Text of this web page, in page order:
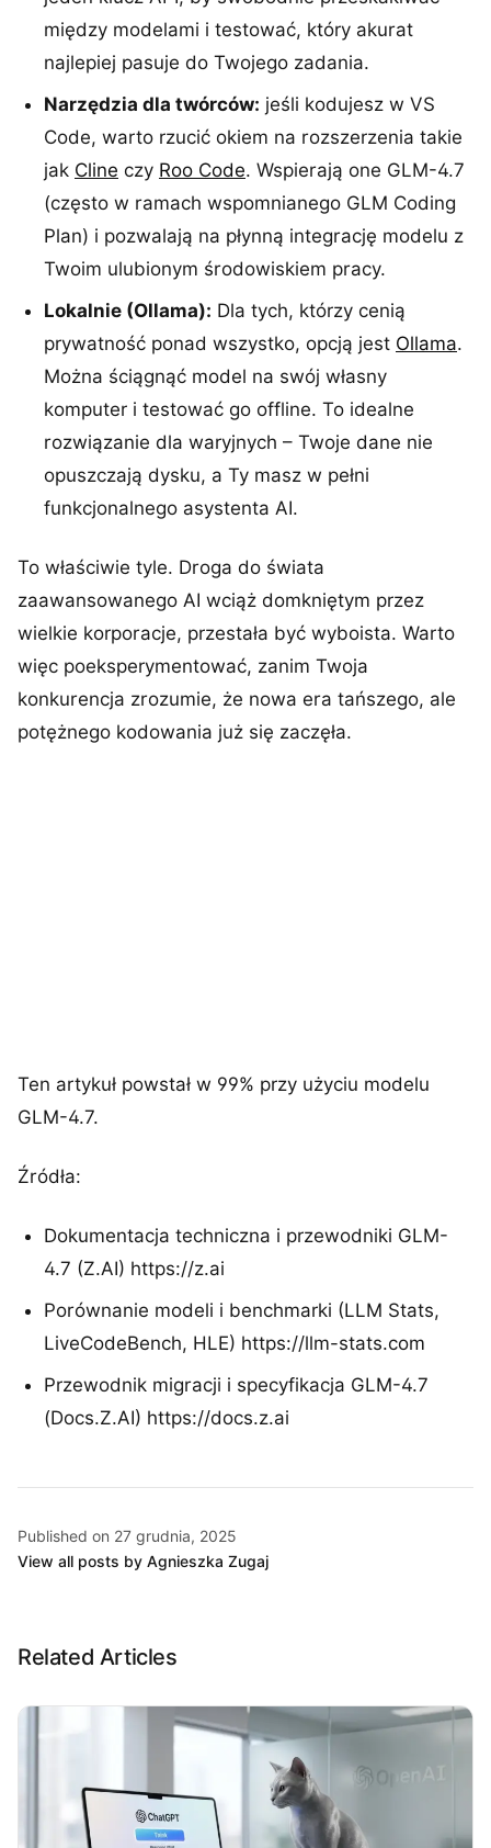
między modelami i testować, który akurat
najlepiej pasuje do Twojego zadania.
Narzędzia dla twórców: jeśli kodujesz w VS
Code, warto rzucić okiem na rozszerzenia takie
jak Cline czy Roo Code. Wspierają one GLM-4.7
(często w ramach wspomnianego GLM Coding
Plan) i pozwalają na płynną integrację modelu z
Twoim ulubionym środowiskiem pracy.
Lokalnie (Ollama): Dla tych, którzy cenią
prywatność ponad wszystko, opcją jest Ollama.
Można ściągnąć model na swój własny
komputer i testować go offline. To idealne
rozwiązanie dla waryjnych – Twoje dane nie
opuszczają dysku, a Ty masz w pełni
funkcjonalnego asystenta AI.
To właściwie tyle. Droga do świata
zaawansowanego AI wciąż domkniętym przez
wielkie korporacje, przestała być wyboista. Warto
więc poeksperymentować, zanim Twoja
konkurencja zrozumie, że nowa era tańszego, ale
potężnego kodowania już się zaczęła.
Ten artykuł powstał w 99% przy użyciu modelu
GLM-4.7.
Źródła:
Dokumentacja techniczna i przewodniki GLM-
4.7 (Z.AI) https://z.ai
Porównanie modeli i benchmarki (LLM Stats,
LiveCodeBench, HLE) https://llm-stats.com
Przewodnik migracji i specyfikacja GLM-4.7
(Docs.Z.AI) https://docs.z.ai
Published on 27 grudnia, 2025
View all posts by Agnieszka Zugaj
Related Articles